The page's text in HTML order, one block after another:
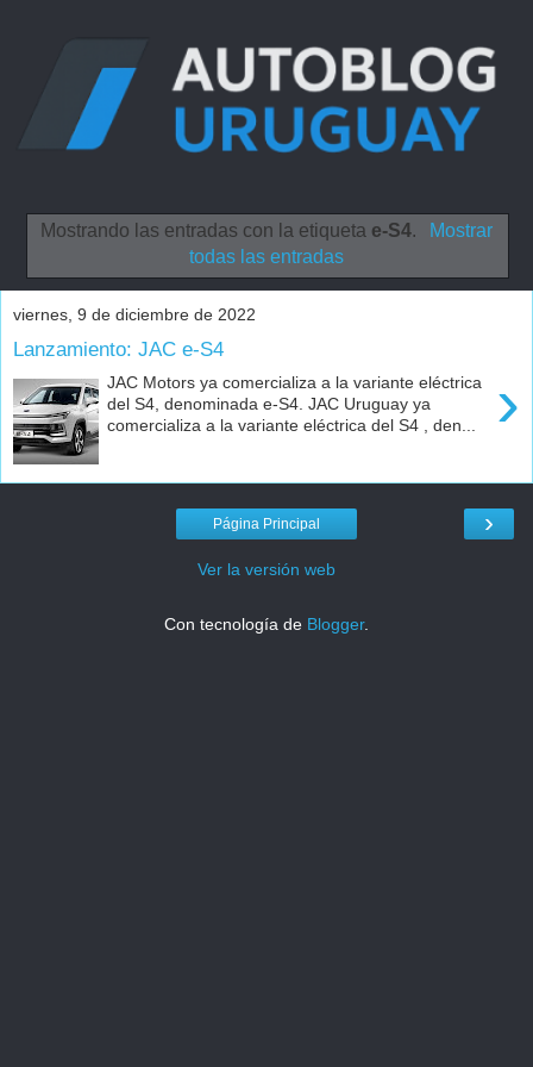
Mostrando las entradas con la etiqueta e-S4.
Mostrar
todas las entradas
viernes, 9 de diciembre de 2022
Lanzamiento: JAC e-S4
›
JAC Motors ya comercializa a la variante eléctrica
del S4, denominada e-S4. JAC Uruguay ya
comercializa a la variante eléctrica del S4 , den...
›
Página Principal
Ver la versión web
Con tecnología de Blogger.